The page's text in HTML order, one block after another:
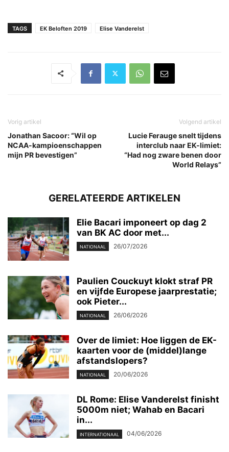
TAGS EK Beloften 2019 Elise Vanderelst
Vorig artikel
Jonathan Sacoor: “Wil op
NCAA-kampioenschappen
mijn PR bevestigen”
Volgend artikel
Lucie Ferauge snelt tijdens
interclub naar EK-limiet:
“Had nog zware benen door
World Relays”
GERELATEERDE ARTIKELEN
Elie Bacari imponeert op dag 2
van BK AC door met...
NATIONAAL 26/07/2026
Paulien Couckuyt klokt straf PR
en vijfde Europese jaarprestatie;
ook Pieter...
NATIONAAL 26/06/2026
Over de limiet: Hoe liggen de EK-
kaarten voor de (middel)lange
afstandslopers?
NATIONAAL 20/06/2026
DL Rome: Elise Vanderelst finisht
5000m niet; Wahab en Bacari
in...
INTERNATIONAAL 04/06/2026